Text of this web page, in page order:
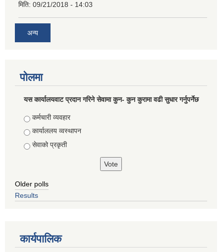
मिति: 09/21/2018 - 14:03
अन्य
पोलमा
यस कार्यालयवाट प्रदान गरिने सेवामा कुन- कुन कुरामा वढी सुधार गर्नुपर्नेछ
Choices
कर्मचारी व्यवहार
कार्याललय व्वस्थापन
सेवाको प्रकृती
Older polls
Results
कार्यपालिक